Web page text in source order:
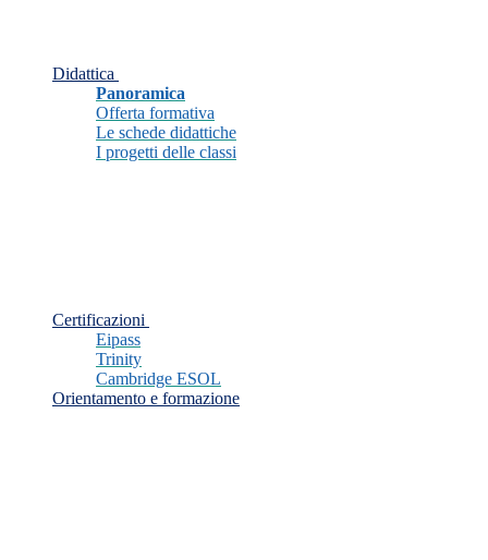
Didattica
Panoramica
Offerta formativa
Le schede didattiche
I progetti delle classi
Certificazioni
Eipass
Trinity
Cambridge ESOL
Orientamento e formazione